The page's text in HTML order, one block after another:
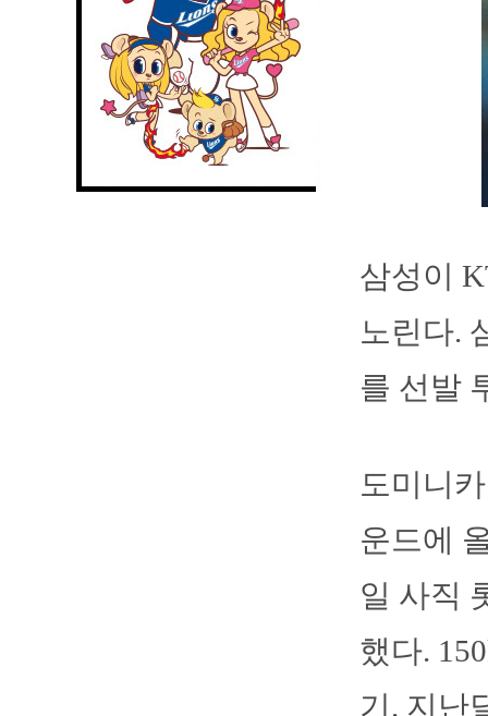
삼성이
노린다.
를 선발
도미니
운드에
일 사직
했다.
기. 지난